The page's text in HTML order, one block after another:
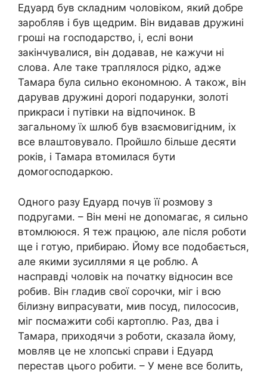
Едуард був складним чоловіком, який добре
заробляв і був щедрим. Він видавав дружині
гроші на господарство, і, еслі вони
закінчувалися, він додавав, не кажучи ні
слова. Але таке траплялося рідко, адже
Тамара була сильно економною. А також, він
дарував дружині дороrі подарунки, золоті
прикраси і путівки на відпочинок. В
загальному їх шлюб був взаємовигідним, іх
все влаштовувало. Пройшло більше десяти
років, і Тамара втомилася бути
домогосподаркою.
Одного разу Едуард почув її розмову з
подругами. – Він мені не доnомагає, я сильно
втомлююся. Я теж працюю, але після роботи
ще і готую, прибираю. Йому все подобається,
але якими зусиллями я це роблю. А
насправді чоловік на початку відносин все
робив. Він гладив свої сорочки, міг і всю
білизну випрасувати, мив посуд, пилососив,
міг посмажити собі картоплю. Раз, два і
Тамара, приходячи з роботи, сказала йому,
мовляв це не хлопські справи і Едуард
перестав цього робити. – У мене все болить,